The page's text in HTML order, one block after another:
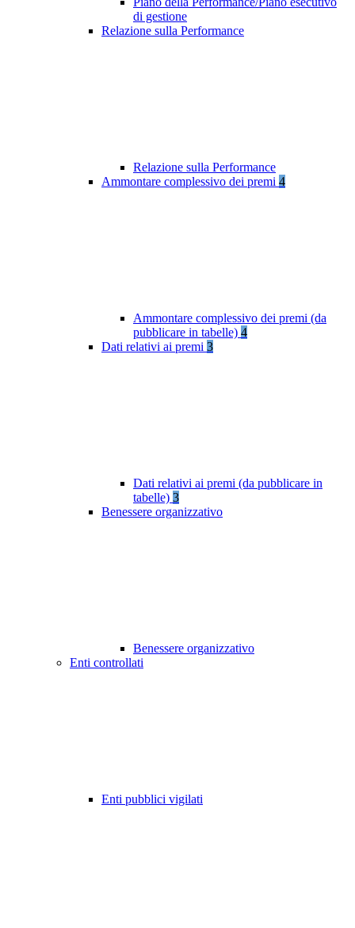
di gestione
Relazione sulla Performance
Relazione sulla Performance
Ammontare complessivo dei premi 4
Ammontare complessivo dei premi (da
pubblicare in tabelle) 4
Dati relativi ai premi 3
Dati relativi ai premi (da pubblicare in
tabelle) 3
Benessere organizzativo
Benessere organizzativo
Enti controllati
Enti pubblici vigilati